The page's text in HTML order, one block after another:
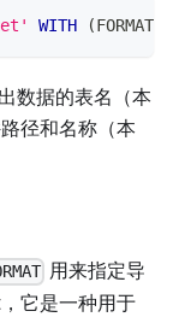
WITH (FORMAT
数据的表名（本
径和名称（本
用来指定导
它是一种用于